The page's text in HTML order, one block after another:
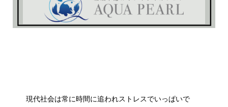
現代社会は常に時間に追われストレスでいっぱいで